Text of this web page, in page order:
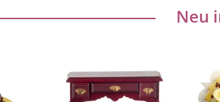
Neu